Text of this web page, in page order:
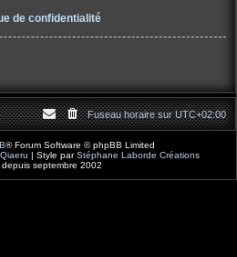
de confidentialité
Fuseau horaire surUTC+02:00
® Forum Software © phpBB Limited
Qiaeru | Style parStéphane Laborde Créations
septembre 2002